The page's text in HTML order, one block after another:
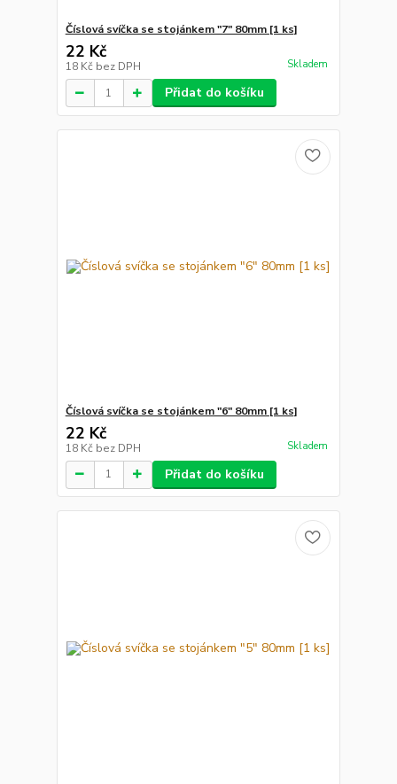
Číslová svíčka se stojánkem "7" 80mm [1 ks]
22 Kč
18 Kč bez DPH Skladem
Přidat do košíku
Číslová svíčka se stojánkem "6" 80mm [1 ks]
22 Kč
18 Kč bez DPH Skladem
Přidat do košíku